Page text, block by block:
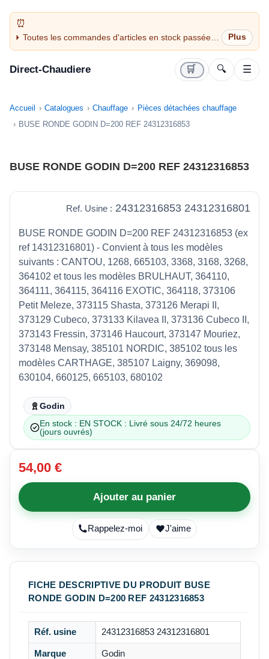
Toutes les commandes d'articles en stock passées
avant 14H sont expédiées le jour même (jours
Direct-Chaudiere 🛒 🔍 ☰
Accueil Catalogues Chauffage
Pièces détachées chauffage
BUSE RONDE GODIN D=200 REF 24312316853
BUSE RONDE GODIN D=200 REF 24312316853
Ref. Usine : 24312316853 24312316801
BUSE RONDE GODIN D=200 REF 24312316853 (ex
ref 14312316801) - Convient à tous les modèles
suivants : CANTOU, 1268, 665103, 3368, 3168, 3268,
364102 et tous les modèles BRULHAUT, 364110,
364111, 364115, 364116 EXOTIC, 364118, 373106
Petit Meleze, 373115 Shasta, 373126 Merapi II,
373129 Cubeco, 373133 Kilavea II, 373136 Cubeco II,
373143 Fressin, 373146 Haucourt, 373147 Mouriez,
373148 Mensay, 385101 NORDIC, 385102 tous les
modèles CARTHAGE, 385107 Laigny, 369098,
630104, 660125, 665103, 680102
Godin
En stock : EN STOCK : Livré sous 24/72 heures
(jours ouvrés)
54,00 €
Ajouter au panier
Rappelez-moi J'aime
FICHE DESCRIPTIVE DU PRODUIT BUSE
RONDE GODIN D=200 REF 24312316853
Réf. usine 24312316853 24312316801
Marque Godin